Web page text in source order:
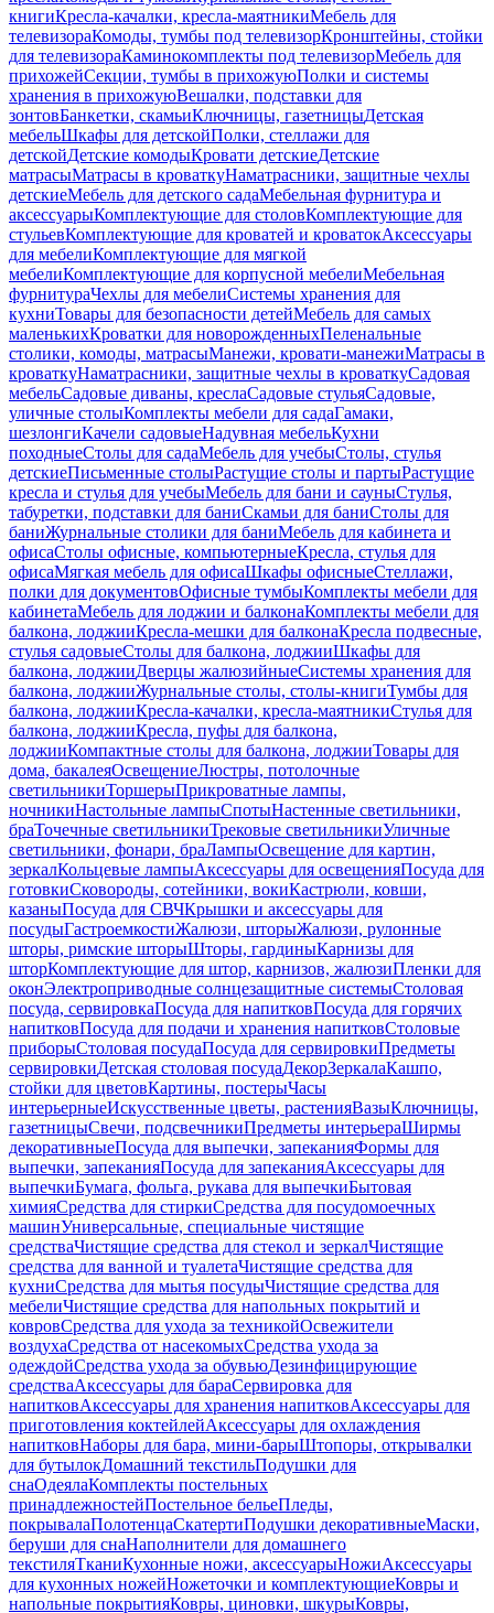
книгиКресла-качалки, кресла-маятникиМебель для
телевизораКомоды, тумбы под телевизорКронштейны, стойки
для телевизораКаминокомплекты под телевизорМебель для
прихожейСекции, тумбы в прихожуюПолки и системы
хранения в прихожуюВешалки, подставки для
зонтовБанкетки, скамьиКлючницы, газетницыДетская
мебельШкафы для детскойПолки, стеллажи для
детскойДетские комодыКровати детскиеДетские
матрасыМатрасы в кроваткуНаматрасники, защитные чехлы
детскиеМебель для детского садаМебельная фурнитура и
аксессуарыКомплектующие для столовКомплектующие для
стульевКомплектующие для кроватей и кроватокАксессуары
для мебелиКомплектующие для мягкой
мебелиКомплектующие для корпусной мебелиМебельная
фурнитураЧехлы для мебелиСистемы хранения для
кухниТовары для безопасности детейМебель для самых
маленькихКроватки для новорожденныхПеленальные
столики, комоды, матрасыМанежи, кровати-манежиМатрасы в
кроваткуНаматрасники, защитные чехлы в кроваткуСадовая
мебельСадовые диваны, креслаСадовые стульяСадовые,
уличные столыКомплекты мебели для садаГамаки,
шезлонгиКачели садовыеНадувная мебельКухни
походныеСтолы для садаМебель для учебыСтолы, стулья
детскиеПисьменные столыРастущие столы и партыРастущие
кресла и стулья для учебыМебель для бани и сауныСтулья,
табуретки, подставки для баниСкамьи для баниСтолы для
баниЖурнальные столики для баниМебель для кабинета и
офисаСтолы офисные, компьютерныеКресла, стулья для
офисаМягкая мебель для офисаШкафы офисныеСтеллажи,
полки для документовОфисные тумбыКомплекты мебели для
кабинетаМебель для лоджии и балконаКомплекты мебели для
балкона, лоджииКресла-мешки для балконаКресла подвесные,
стулья садовыеСтолы для балкона, лоджииШкафы для
балкона, лоджииДверцы жалюзийныеСистемы хранения для
балкона, лоджииЖурнальные столы, столы-книгиТумбы для
балкона, лоджииКресла-качалки, кресла-маятникиСтулья для
балкона, лоджииКресла, пуфы для балкона,
лоджииКомпактные столы для балкона, лоджииТовары для
дома, бакалеяОсвещениеЛюстры, потолочные
светильникиТоршерыПрикроватные лампы,
ночникиНастольные лампыСпотыНастенные светильники,
браТочечные светильникиТрековые светильникиУличные
светильники, фонари, браЛампыОсвещение для картин,
зеркалКольцевые лампыАксессуары для освещенияПосуда для
готовкиСковороды, сотейники, вокиКастрюли, ковши,
казаныПосуда для СВЧКрышки и аксессуары для
посудыГастроемкостиЖалюзи, шторыЖалюзи, рулонные
шторы, римские шторыШторы, гардиныКарнизы для
шторКомплектующие для штор, карнизов, жалюзиПленки для
оконЭлектроприводные солнцезащитные системыСтоловая
посуда, сервировкаПосуда для напитковПосуда для горячих
напитковПосуда для подачи и хранения напитковСтоловые
приборыСтоловая посудаПосуда для сервировкиПредметы
сервировкиДетская столовая посудаДекорЗеркалаКашпо,
стойки для цветовКартины, постерыЧасы
интерьерныеИскусственные цветы, растенияВазыКлючницы,
газетницыСвечи, подсвечникиПредметы интерьераШирмы
декоративныеПосуда для выпечки, запеканияФормы для
выпечки, запеканияПосуда для запеканияАксессуары для
выпечкиБумага, фольга, рукава для выпечкиБытовая
химияСредства для стиркиСредства для посудомоечных
машинУниверсальные, специальные чистящие
средстваЧистящие средства для стекол и зеркалЧистящие
средства для ванной и туалетаЧистящие средства для
кухниСредства для мытья посудыЧистящие средства для
мебелиЧистящие средства для напольных покрытий и
ковровСредства для ухода за техникойОсвежители
воздухаСредства от насекомыхСредства ухода за
одеждойСредства ухода за обувьюДезинфицирующие
средстваАксессуары для бараСервировка для
напитковАксессуары для хранения напитковАксессуары для
приготовления коктейлейАксессуары для охлаждения
напитковНаборы для бара, мини-барыШтопоры, открывалки
для бутылокДомашний текстильПодушки для
снаОдеялаКомплекты постельных
принадлежностейПостельное бельеПледы,
покрывалаПолотенцаСкатертиПодушки декоративныеМаски,
беруши для снаНаполнители для домашнего
текстиляТканиКухонные ножи, аксессуарыНожиАксессуары
для кухонных ножейНожеточки и комплектующиеКовры и
напольные покрытияКовры, циновки, шкурыКовры,